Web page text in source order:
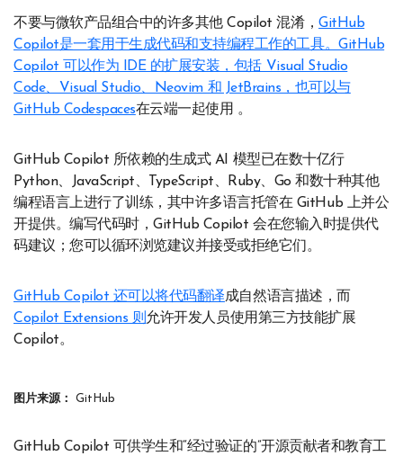
不要与微软产品组合中的许多其他 Copilot 混淆，GitHub
Copilot是一套用于生成代码和支持编程工作的工具。GitHub
Copilot 可以作为 IDE 的扩展安装，包括 Visual Studio
Code、Visual Studio、Neovim 和 JetBrains，也可以与
GitHub Codespaces在云端一起使用 。
GitHub Copilot 所依赖的生成式 AI 模型已在数十亿行
Python、JavaScript、TypeScript、Ruby、Go 和数十种其他
编程语言上进行了训练，其中许多语言托管在 GitHub 上并公
开提供。编写代码时，GitHub Copilot 会在您输入时提供代
码建议；您可以循环浏览建议并接受或拒绝它们。
GitHub Copilot 还可以将代码翻译成自然语言描述，而
Copilot Extensions 则 允许开发人员使用第三方技能扩展
Copilot。
图片来源： GitHub
GitHub Copilot 可供学生和“经过验证的”开源贡献者和教育工